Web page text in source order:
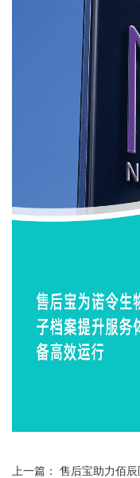
上一篇： 售后宝助力佰